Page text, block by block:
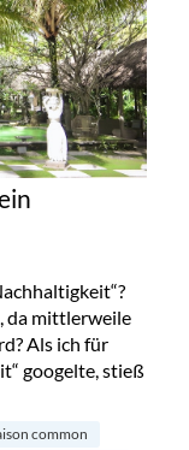
da mittlerweile
Als ich für
googelte, stieß
Luxus – ein
common